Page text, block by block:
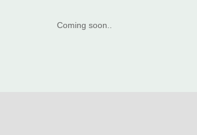
Coming soon..